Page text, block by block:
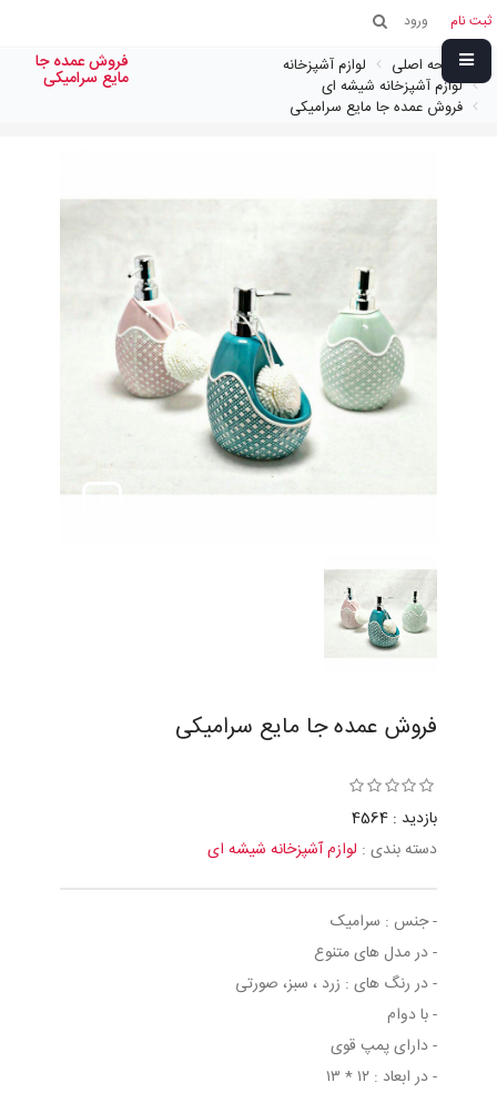
ثبت نام ورود
صفحه اصلی
لوازم آشپزخانه
لوازم آشپزخانه شیشه ای
فروش عمده جا مایع سرامیکی
فروش عمده جا
مایع سرامیکی
فروش عمده جا مایع سرامیکی
بازدید : 4564
دسته بندی : لوازم آشپزخانه شیشه ای
- جنس : سرامیک
- در مدل های متنوع
- در رنگ های : زرد ، سبز، صورتی
- با دوام
- دارای پمپ قوی
- در ابعاد : ۱۲ * ۱۳